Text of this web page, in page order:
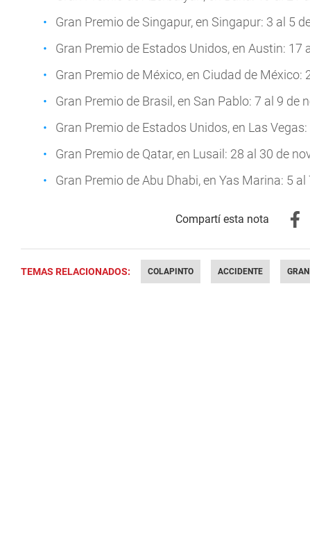
Gran Premio de Singapur, en Singapur: 3 al 5
Gran Premio de Estados Unidos, en Austin: 17
Gran Premio de México, en Ciudad de México:
Gran Premio de Brasil, en San Pablo: 7 al 9 de
Gran Premio de Estados Unidos, en Las
Gran Premio de Qatar, en Lusail: 28 al 30 de
Gran Premio de Abu Dhabi, en Yas Marina: 5
TEMAS RELACIONADOS: COLAPINTO ACCIDENTE